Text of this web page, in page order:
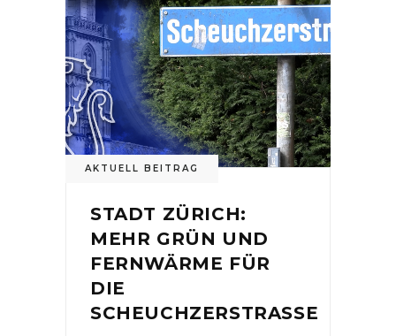
AKTUELL BEITRAG
STADT ZÜRICH:
MEHR GRÜN UND
FERNWÄRME FÜR
DIE
SCHEUCHZERSTRASSE